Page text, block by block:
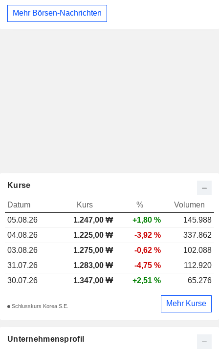
Mehr Börsen-Nachrichten
Unternehmensprofil
Kurse
Datum Kurs %
Volumen
05.08.26
1.247,00 ₩ +1,80 %
145.988
04.08.26
1.225,00 ₩ -3,92 %
337.862
03.08.26
1.275,00 ₩ -0,62 %
102.088
31.07.26
1.283,00 ₩ -4,75 %
112.920
30.07.26
1.347,00 ₩ +2,51 % 65.276
Schlusskurs Korea S.E. Mehr Kurse